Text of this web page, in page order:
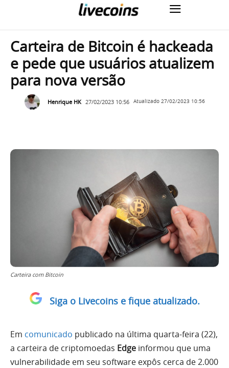
Carteira de Bitcoin é hackeada
e pede que usuários atualizem
para nova versão
Henrique HK 27/02/2023 10:56 Atualizado 27/02/2023 10:56
Carteira com Bitcoin
Siga o Livecoins e fique atualizado.
Em comunicado publicado na última quarta-feira (22),
a carteira de criptomoedas Edge informou que uma
vulnerabilidade em seu software expôs cerca de 2.000